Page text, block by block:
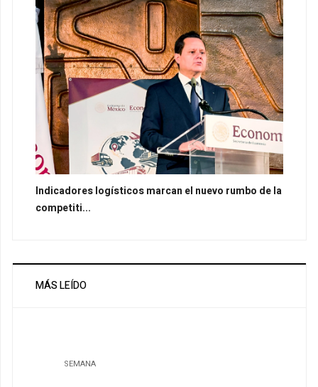
Indicadores logísticos marcan el nuevo rumbo de la
competiti...
MÁS LEÍDO
SEMANA